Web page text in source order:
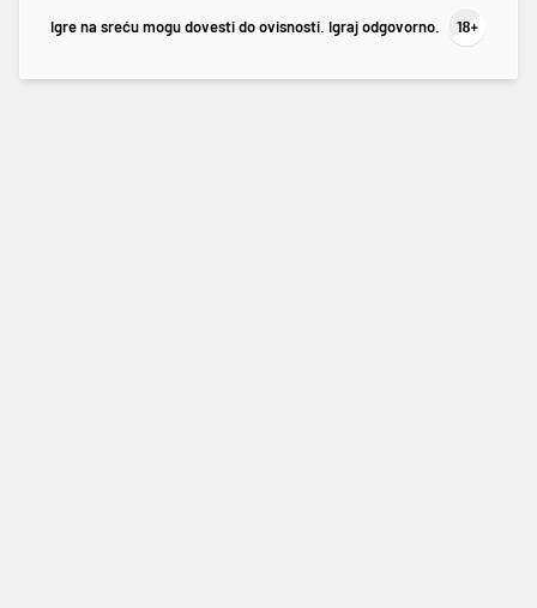
Igre na sreću mogu dovesti do ovisnosti. Igraj odgovorno.